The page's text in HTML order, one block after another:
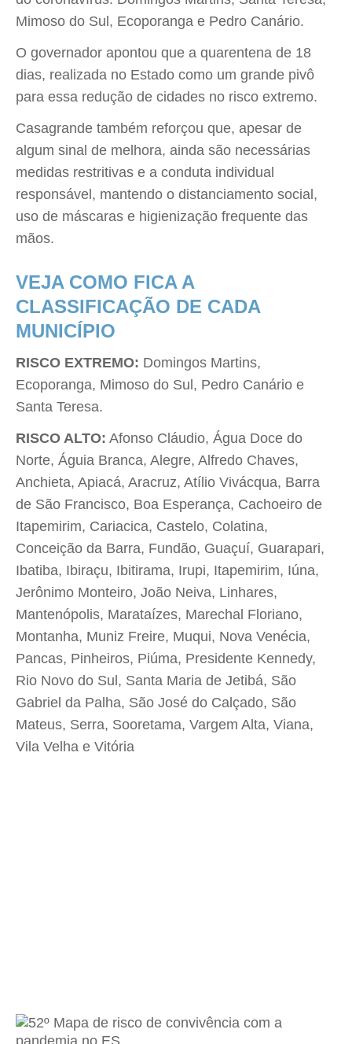
Mimoso do Sul, Ecoporanga e Pedro Canário.
O governador apontou que a quarentena de 18
dias, realizada no Estado como um grande pivô
para essa redução de cidades no risco extremo.
Casagrande também reforçou que, apesar de
algum sinal de melhora, ainda são necessárias
medidas restritivas e a conduta individual
responsável, mantendo o distanciamento social,
uso de máscaras e higienização frequente das
mãos.
VEJA COMO FICA A
CLASSIFICAÇÃO DE CADA
MUNICÍPIO
RISCO EXTREMO: Domingos Martins,
Ecoporanga, Mimoso do Sul, Pedro Canário e
Santa Teresa.
RISCO ALTO: Afonso Cláudio, Água Doce do
Norte, Águia Branca, Alegre, Alfredo Chaves,
Anchieta, Apiacá, Aracruz, Atílio Vivácqua, Barra
de São Francisco, Boa Esperança, Cachoeiro de
Itapemirim, Cariacica, Castelo, Colatina,
Conceição da Barra, Fundão, Guaçuí, Guarapari,
Ibatiba, Ibiraçu, Ibitirama, Irupi, Itapemirim, Iúna,
Jerônimo Monteiro, João Neiva, Linhares,
Mantenópolis, Marataízes, Marechal Floriano,
Montanha, Muniz Freire, Muqui, Nova Venécia,
Pancas, Pinheiros, Piúma, Presidente Kennedy,
Rio Novo do Sul, Santa Maria de Jetibá, São
Gabriel da Palha, São José do Calçado, São
Mateus, Serra, Sooretama, Vargem Alta, Viana,
Vila Velha e Vitória